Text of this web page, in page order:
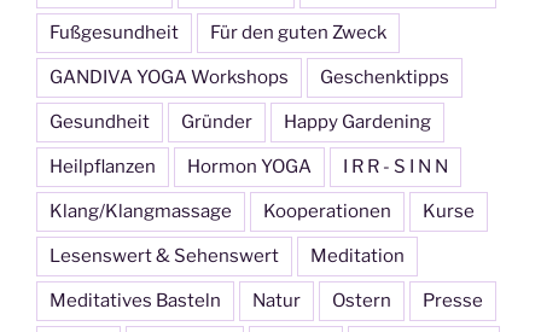
Fußgesundheit Für den guten Zweck
GANDIVA YOGA Workshops Geschenktipps
Gesundheit Gründer Happy Gardening
Heilpflanzen Hormon YOGA I R R - S I N N
Klang/Klangmassage Kooperationen Kurse
Lesenswert & Sehenswert Meditation
Meditatives Basteln Natur Ostern Presse